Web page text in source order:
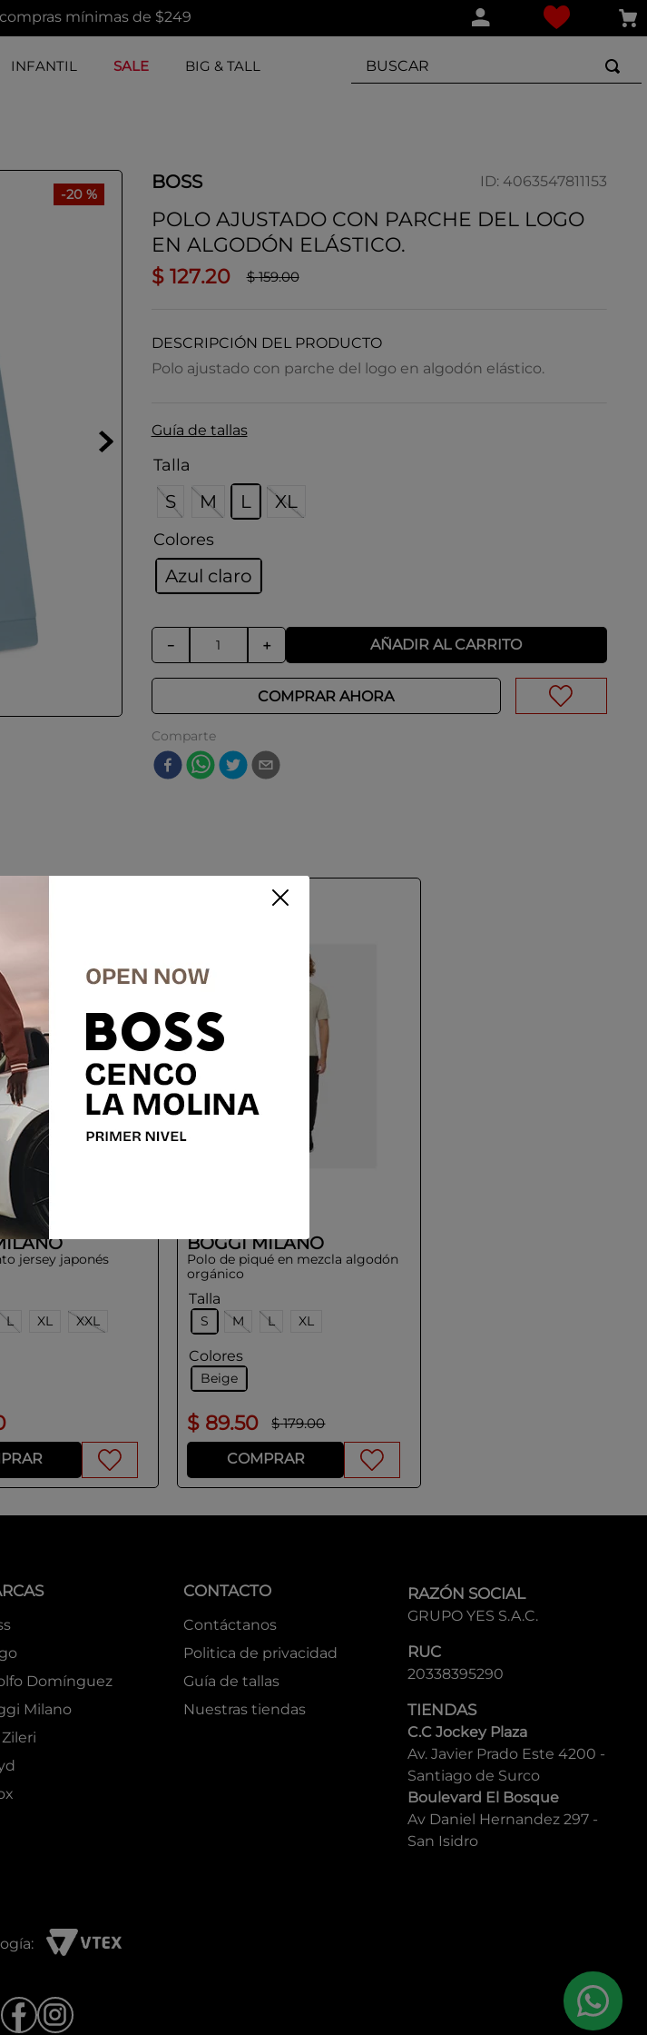
mínimas de $249
INFANTIL SALE BIG & TALL
BUSCAR
-20 %
BOSS ID: 4063547811153
POLO AJUSTADO CON PARCHE DEL LOGO
EN ALGODÓN ELÁSTICO.
$ 127.20 $ 159.00
DESCRIPCIÓN DEL PRODUCTO
Polo ajustado con parche del logo en algodón elástico.
Guía de tallas
Talla
S M L XL
Colores
Azul claro
＋
－ AÑADIR AL CARRITO
COMPRAR AHORA
Comparte
jersey japonés
L XL XXL
BOGGI MILANO
Polo de piqué en mezcla algodón
orgánico
Talla
S M L XL
Colores
Beige
$ 89.50 $ 179.00
COMPRAR
Domínguez
Milano
Zileri
CONTACTO
Contáctanos
Politica de privacidad
Guía de tallas
Nuestras tiendas
RAZÓN SOCIAL
GRUPO YES S.A.C.
RUC
20338395290
TIENDAS
C.C Jockey Plaza
Av. Javier Prado Este 4200 -
Santiago de Surco
Boulevard El Bosque
Av Daniel Hernandez 297 -
San Isidro